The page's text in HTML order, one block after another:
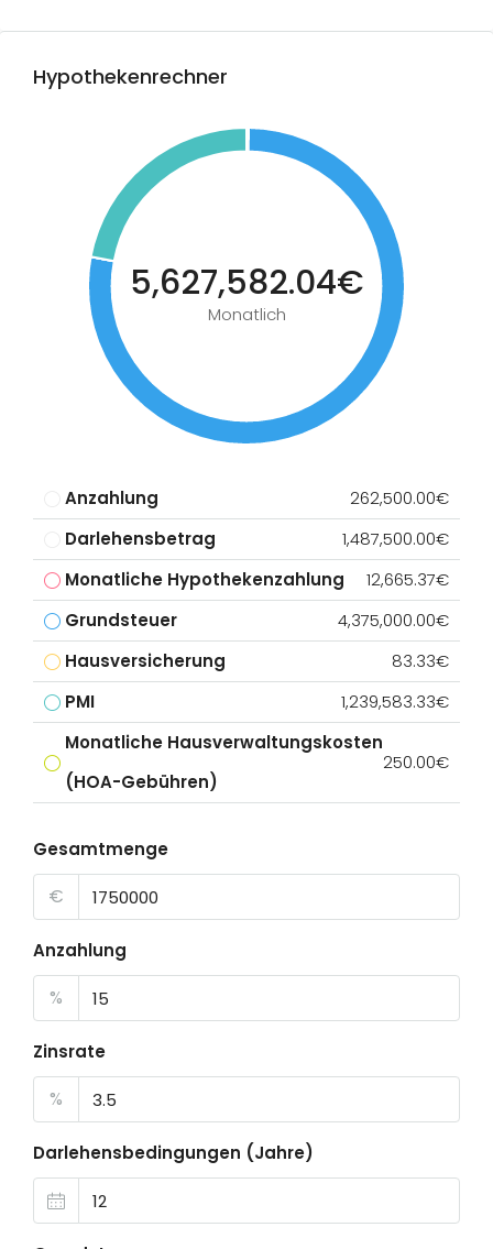
Hypothekenrechner
5,627,582.04€
Monatlich
Anzahlung
262,500.00€
Darlehensbetrag
1,487,500.00€
Monatliche Hypothekenzahlung
12,665.37€
Grundsteuer
4,375,000.00€
Hausversicherung
83.33€
PMI
1,239,583.33€
Monatliche Hausverwaltungskosten
(HOA-Gebühren)
250.00€
Gesamtmenge
€
Anzahlung
%
Zinsrate
%
Darlehensbedingungen (Jahre)